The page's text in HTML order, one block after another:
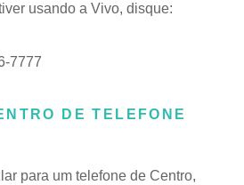
usando a Vivo, disque:
7777
DE TELEFONE
para um telefone de Centro,